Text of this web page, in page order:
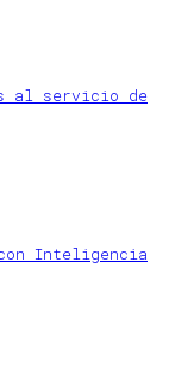
al servicio de
con Inteligencia